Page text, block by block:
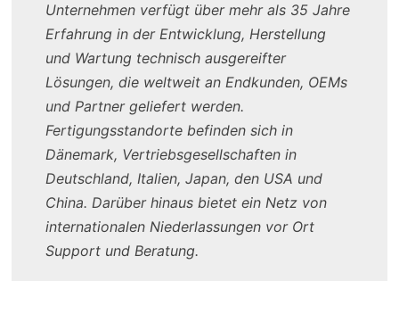
Unternehmen verfügt über mehr als 35 Jahre
Erfahrung in der Entwicklung, Herstellung
und Wartung technisch ausgereifter
Lösungen, die weltweit an Endkunden, OEMs
und Partner geliefert werden.
Fertigungsstandorte befinden sich in
Dänemark, Vertriebsgesellschaften in
Deutschland, Italien, Japan, den USA und
China. Darüber hinaus bietet ein Netz von
internationalen Niederlassungen vor Ort
Support und Beratung.